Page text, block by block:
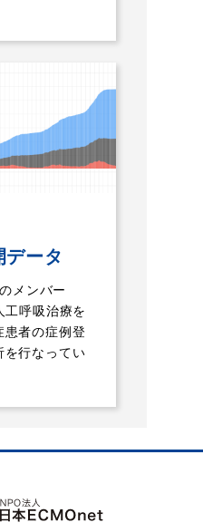
データ
メンバー
工呼吸治療を
患者の症例登
を行なってい